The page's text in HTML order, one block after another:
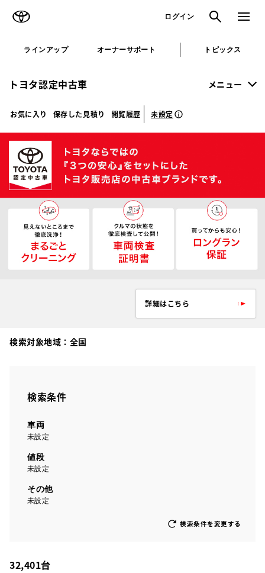
ログイン 検索 メニュ
ラインアップ オーナーサポート トピックス
トヨタ認定中古車 メニュー
お気に入り 保存した見積り 閲覧履歴 未設定
詳細はこちら
検索対象地域： 全国
検索条件
車両
未設定
値段
未設定
その他
未設定
検索条件を変更する
32,401台